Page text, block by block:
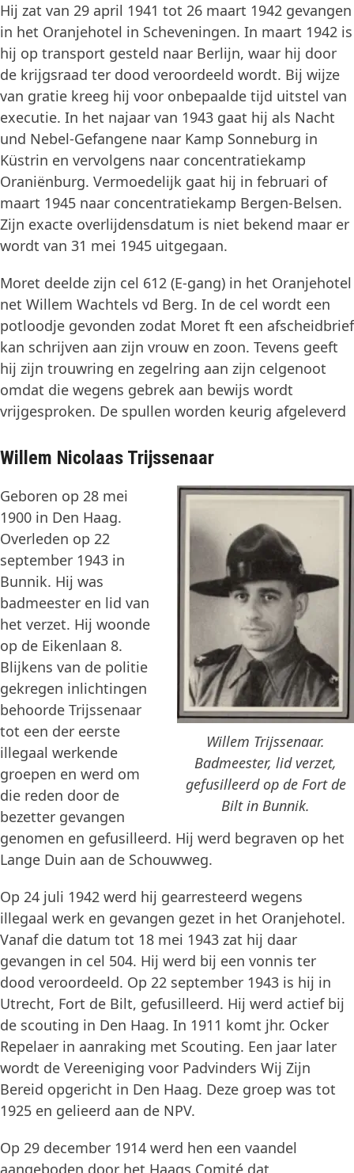
Hij zat van 29 april 1941 tot 26 maart 1942 gevangen
in het Oranjehotel in Scheveningen. In maart 1942 is
hij op transport gesteld naar Berlijn, waar hij door
de krijgsraad ter dood veroordeeld wordt. Bij wijze
van gratie kreeg hij voor onbepaalde tijd uitstel van
executie. In het najaar van 1943 gaat hij als Nacht
und Nebel-Gefangene naar Kamp Sonneburg in
Küstrin en vervolgens naar concentratiekamp
Oraniënburg. Vermoedelijk gaat hij in februari of
maart 1945 naar concentratiekamp Bergen-Belsen.
Zijn exacte overlijdensdatum is niet bekend maar er
wordt van 31 mei 1945 uitgegaan.
Moret deelde zijn cel 612 (E-gang) in het Oranjehotel
net Willem Wachtels vd Berg. In de cel wordt een
potloodje gevonden zodat Moret ft een afscheidbrief
kan schrijven aan zijn vrouw en zoon. Tevens geeft
hij zijn trouwring en zegelring aan zijn celgenoot
omdat die wegens gebrek aan bewijs wordt
vrijgesproken. De spullen worden keurig afgeleverd
Willem Nicolaas Trijssenaar
Willem Trijssenaar.
Badmeester, lid verzet,
gefusilleerd op de Fort de
Bilt in Bunnik.
Geboren op 28 mei
1900 in Den Haag.
Overleden op 22
september 1943 in
Bunnik. Hij was
badmeester en lid van
het verzet. Hij woonde
op de Eikenlaan 8.
Blijkens van de politie
gekregen inlichtingen
behoorde Trijssenaar
tot een der eerste
illegaal werkende
groepen en werd om
die reden door de
bezetter gevangen
genomen en gefusilleerd. Hij werd begraven op het
Lange Duin aan de Schouwweg.
Op 24 juli 1942 werd hij gearresteerd wegens
illegaal werk en gevangen gezet in het Oranjehotel.
Vanaf die datum tot 18 mei 1943 zat hij daar
gevangen in cel 504. Hij werd bij een vonnis ter
dood veroordeeld. Op 22 september 1943 is hij in
Utrecht, Fort de Bilt, gefusilleerd. Hij werd actief bij
de scouting in Den Haag. In 1911 komt jhr. Ocker
Repelaer in aanraking met Scouting. Een jaar later
wordt de Vereeniging voor Padvinders Wij Zijn
Bereid opgericht in Den Haag. Deze groep was tot
1925 en gelieerd aan de NPV.
Op 29 december 1914 werd hen een vaandel
aangeboden door het Haags Comité dat